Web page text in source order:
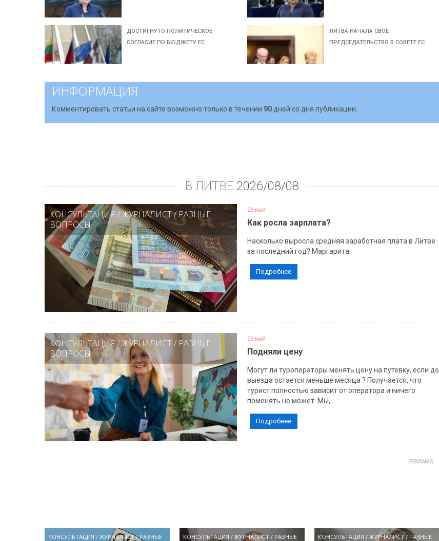
ДОСТИГНУТО ПОЛИТИЧЕСКОЕ
СОГЛАСИЕ ПО БЮДЖЕТУ ЕС
ЛИТВА НАЧАЛА СВОЕ
ПРЕДСЕДАТЕЛЬСТВО В СОВЕТЕ ЕС
ИНФОРМАЦИЯ
Комментировать статьи на сайте возможно только в течении 90 дней со дня публикации.
В ЛИТВЕ 2026/08/08
КОНСУЛЬТАЦИЯ /ЖУРНАЛИСТ/РАЗНЫЕ
ВОПРОСЫ
25 май
Как росла зарплата?
Насколько выросла средняя заработная плата в Литве
за последний год? Маргарита
Подробнее
КОНСУЛЬТАЦИЯ/ЖУРНАЛИСТ/ РАЗНЫЕ
ВОПРОСЫ
25 май
Подняли цену
Могут ли туроператоры менять цену на путевку, если до
выезда остается меньше месяца ? Получается, что
турист полностью зависит от оператора и ничего
поменять не может. Мы,
Подробнее
КОНСУЛЬТАЦИЯ / ЖУРНАЛИСТ/РАЗНЫЕ
КОНСУЛЬТАЦИЯ /ЖУРНАЛИСТ / РАЗНЫЕ
КОНСУЛЬТАЦИЯ /ЖУРНАЛИСТ/ РАЗНЫЕ